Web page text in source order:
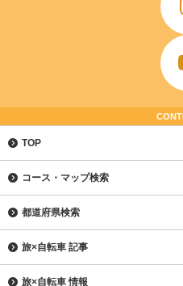
TOP
コース・マップ検索
都道府県検索
旅×自転車 記事
旅×自転車 情報